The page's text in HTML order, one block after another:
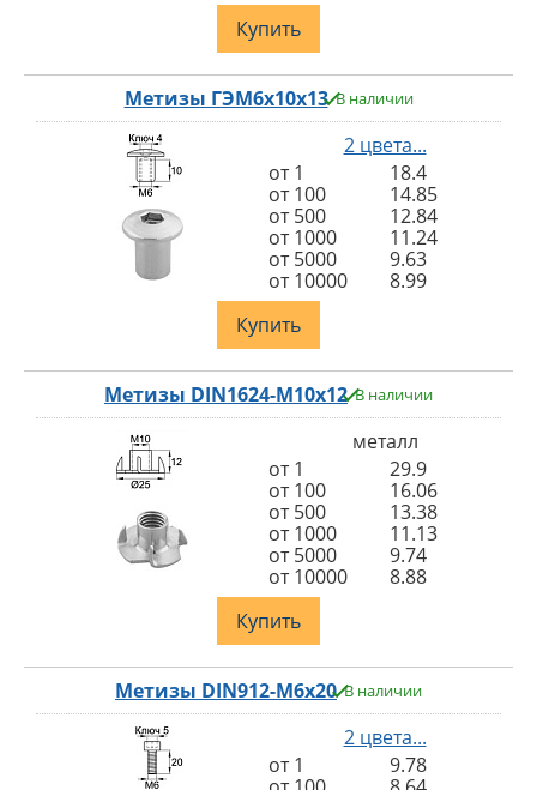
Купить
Метизы ГЭМ6х10х13 В наличии
2 цвета...
от 1
18.4
от 100
14.85
от 500
12.84
от 1000
11.24
от 5000
9.63
от 10000
8.99
Купить
Метизы DIN1624-M10x12 В наличии
металл
от 1
29.9
от 100
16.06
от 500
13.38
от 1000
11.13
от 5000
9.74
от 10000
8.88
Купить
Метизы DIN912-M6x20 В наличии
2 цвета...
от 1
9.78